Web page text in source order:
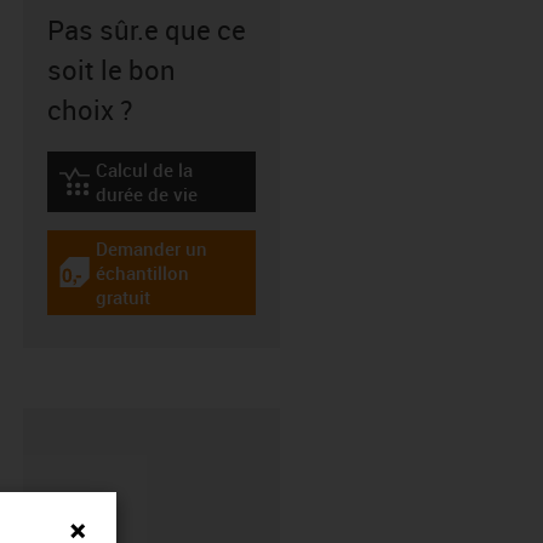
Pas sûr.e que ce
soit le bon
choix ?
igus-icon-lebensdauerrechner
Calcul de la
durée de vie
igus-icon-gratismuster
Demander un
échantillon
gratuit